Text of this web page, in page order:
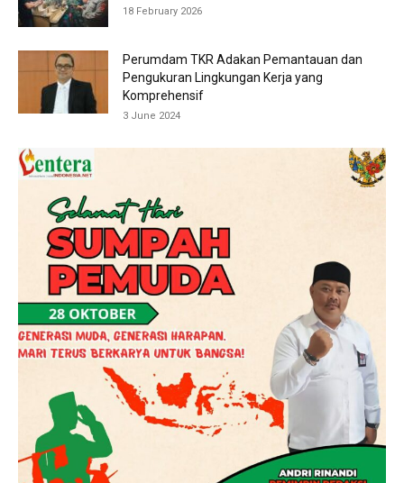
18 February 2026
Perumdam TKR Adakan Pemantauan dan
Pengukuran Lingkungan Kerja yang
Komprehensif
3 June 2024